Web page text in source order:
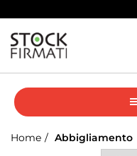
Home Abbigliamento